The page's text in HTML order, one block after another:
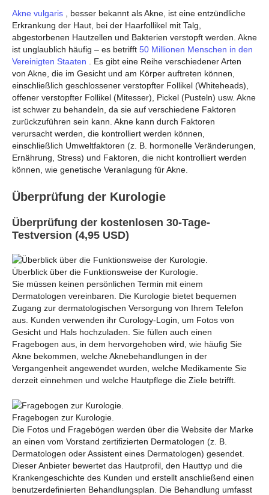
Akne vulgaris , besser bekannt als Akne, ist eine entzündliche
Erkrankung der Haut, bei der Haarfollikel mit Talg,
abgestorbenen Hautzellen und Bakterien verstopft werden. Akne
ist unglaublich häufig – es betrifft 50 Millionen Menschen in den
Vereinigten Staaten . Es gibt eine Reihe verschiedener Arten
von Akne, die im Gesicht und am Körper auftreten können,
einschließlich geschlossener verstopfter Follikel (Whiteheads),
offener verstopfter Follikel (Mitesser), Pickel (Pusteln) usw. Akne
ist schwer zu behandeln, da sie auf verschiedene Faktoren
zurückzuführen sein kann. Akne kann durch Faktoren
verursacht werden, die kontrolliert werden können,
einschließlich Umweltfaktoren (z. B. hormonelle Veränderungen,
Ernährung, Stress) und Faktoren, die nicht kontrolliert werden
können, wie genetische Veranlagung für Akne.
Überprüfung der Kurologie
Überprüfung der kostenlosen 30-Tage-
Testversion (4,95 USD)
Überblick über die Funktionsweise der Kurologie.
Sie müssen keinen persönlichen Termin mit einem
Dermatologen vereinbaren. Die Kurologie bietet bequemen
Zugang zur dermatologischen Versorgung von Ihrem Telefon
aus. Kunden verwenden ihr Curology-Login, um Fotos von
Gesicht und Hals hochzuladen. Sie füllen auch einen
Fragebogen aus, in dem hervorgehoben wird, wie häufig Sie
Akne bekommen, welche Aknebehandlungen in der
Vergangenheit angewendet wurden, welche Medikamente Sie
derzeit einnehmen und welche Hautpflege die Ziele betrifft.
Fragebogen zur Kurologie.
Die Fotos und Fragebögen werden über die Website der Marke
an einen vom Vorstand zertifizierten Dermatologen (z. B.
Dermatologen oder Assistent eines Dermatologen) gesendet.
Dieser Anbieter bewertet das Hautprofil, den Hauttyp und die
Krankengeschichte des Kunden und erstellt anschließend einen
benutzerdefinierten Behandlungsplan. Die Behandlung umfasst